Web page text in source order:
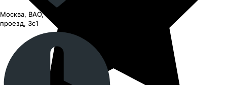
Москва, ВАО, Черницынский
проезд, 3с1